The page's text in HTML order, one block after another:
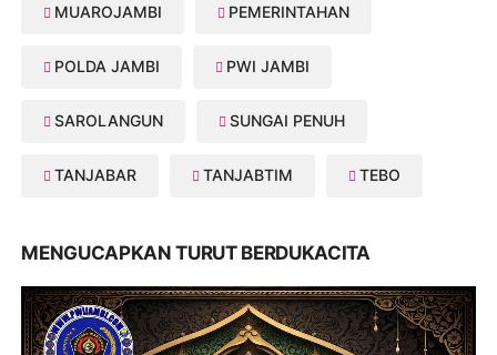
MUAROJAMBI PEMERINTAHAN
POLDA JAMBI PWI JAMBI
SAROLANGUN SUNGAI PENUH
TANJABAR TANJABTIM TEBO
MENGUCAPKAN TURUT BERDUKACITA